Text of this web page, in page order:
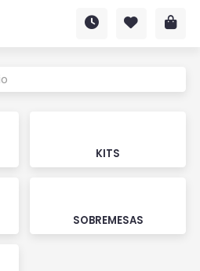
KITS
SOBREMESAS